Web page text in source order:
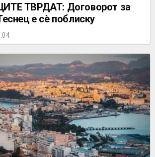
ТВРДАТ: Договорот за
е сè поблиску